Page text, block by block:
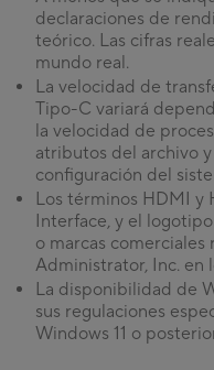
declaraciones de
teórico. Las cifras
mundo real.
La velocidad de
Tipo-C variará
la velocidad de
atributos del archivo
configuración del
Los términos HDMI
Interface, y el
o marcas
Administrator, Inc. en
La disponibilidad de
sus regulaciones
Windows 11 o